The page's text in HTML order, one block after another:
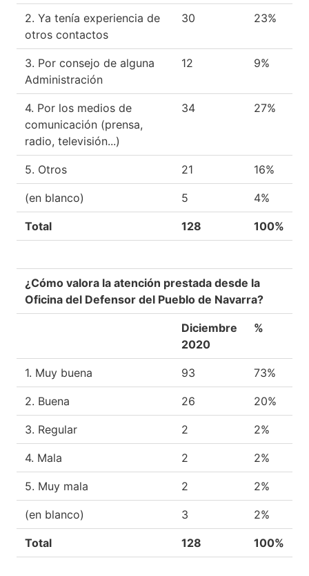
2. Ya tenía experiencia de
otros contactos
30 23%
3. Por consejo de alguna
Administración
12 9%
4. Por los medios de
comunicación (prensa,
radio, televisión...)
34 27%
5. Otros 21 16%
(en blanco) 5 4%
Total 128 100%
¿Cómo valora la atención prestada desde la
Oficina del Defensor del Pueblo de Navarra?
Diciembre
2020
%
1. Muy buena 93 73%
2. Buena 26 20%
3. Regular 2 2%
4. Mala 2 2%
5. Muy mala 2 2%
(en blanco) 3 2%
Total 128 100%